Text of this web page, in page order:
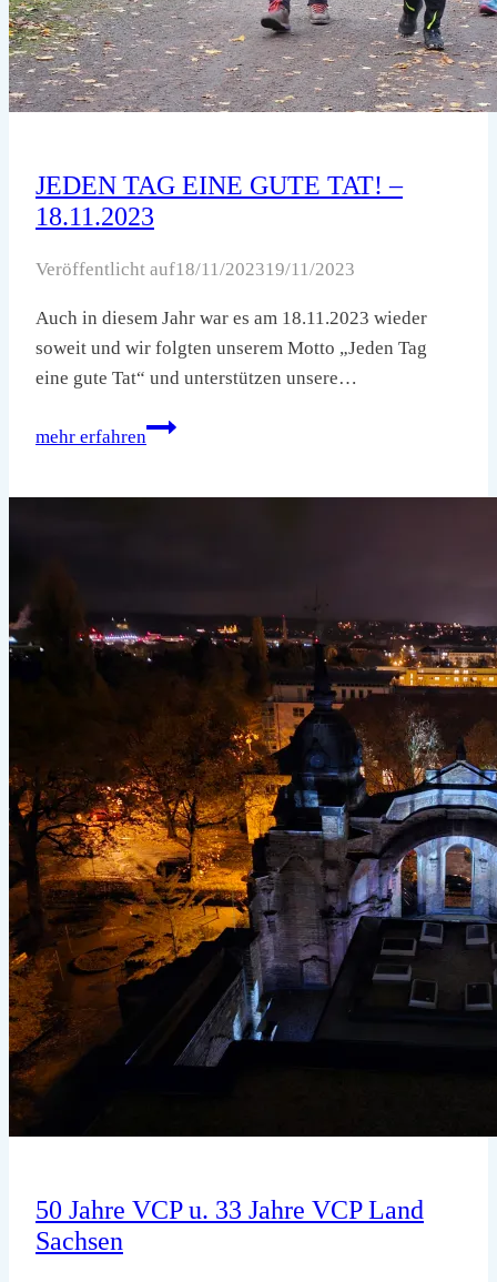
JEDEN TAG EINE GUTE TAT! –
18.11.2023
Veröffentlicht auf18/11/202319/11/2023
Auch in diesem Jahr war es am 18.11.2023 wieder
soweit und wir folgten unserem Motto „Jeden Tag
eine gute Tat“ und unterstützen unsere…
mehr erfahren
JEDEN
50 Jahre VCP u. 33 Jahre VCP Land
Sachsen